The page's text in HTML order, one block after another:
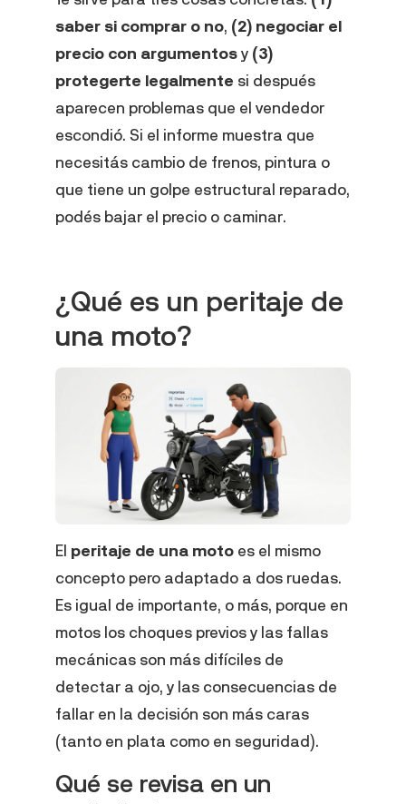
saber si comprar o no, (2) negociar el
precio con argumentosy (3)
protegerte legalmente si después
aparecen problemas que el vendedor
escondió. Si el informe muestra que
necesitás cambio de frenos, pintura o
que tiene un golpe estructural reparado,
podés bajar el precio o caminar.
¿Qué es un peritaje de
una moto?
El peritaje de una moto es el mismo
concepto pero adaptado a dos ruedas.
Es igual de importante, o más, porque en
motos los choques previos y las fallas
mecánicas son más difíciles de
detectar a ojo, y las consecuencias de
fallar en la decisión son más caras
(tanto en plata como en seguridad).
Qué se revisa en un